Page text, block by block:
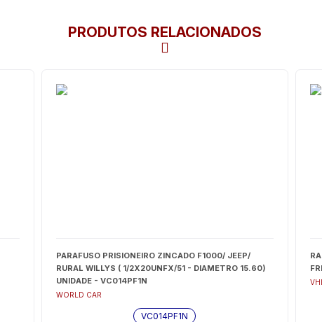
PRODUTOS RELACIONADOS
PARAFUSO PRISIONEIRO ZINCADO F1000/ JEEP/
RURAL WILLYS ( 1/2X20UNFX/51 - DIAMETRO 15.60)
UNIDADE - VC014PF1N
WORLD CAR
VC014PF1N